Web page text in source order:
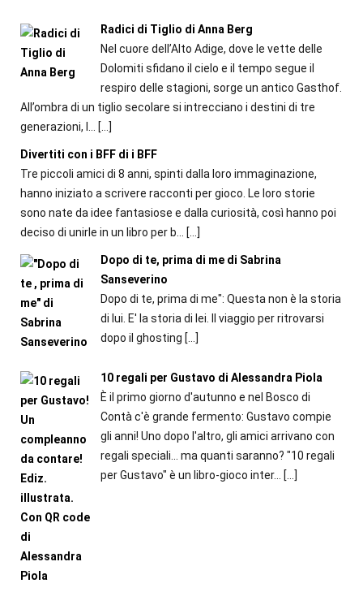
Radici di Tiglio di Anna Berg
Nel cuore dell’Alto Adige, dove le vette delle
Dolomiti sfidano il cielo e il tempo segue il
respiro delle stagioni, sorge un antico Gasthof.
All’ombra di un tiglio secolare si intrecciano i destini di tre
generazioni, l... […]
Divertiti con i BFF di i BFF
Tre piccoli amici di 8 anni, spinti dalla loro immaginazione,
hanno iniziato a scrivere racconti per gioco. Le loro storie
sono nate da idee fantasiose e dalla curiosità, così hanno poi
deciso di unirle in un libro per b... […]
Dopo di te, prima di me di Sabrina
Sanseverino
Dopo di te, prima di me": Questa non è la storia
di lui. E' la storia di lei. Il viaggio per ritrovarsi
dopo il ghosting […]
10 regali per Gustavo di Alessandra Piola
È il primo giorno d'autunno e nel Bosco di
Contà c'è grande fermento: Gustavo compie
gli anni! Uno dopo l'altro, gli amici arrivano con
regali speciali... ma quanti saranno? "10 regali
per Gustavo" è un libro-gioco inter...
[…]